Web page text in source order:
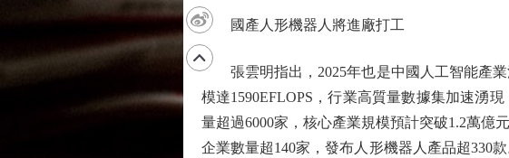
國產人形機器人將進廠打工
張雲明指出，2025年也是中國人工智能產業
模達1590EFLOPS，行業高質量數據集加速湧
量超過6000家，核心產業規模預計突破1.2萬億
企業數量超140家，發布人形機器人產品超330